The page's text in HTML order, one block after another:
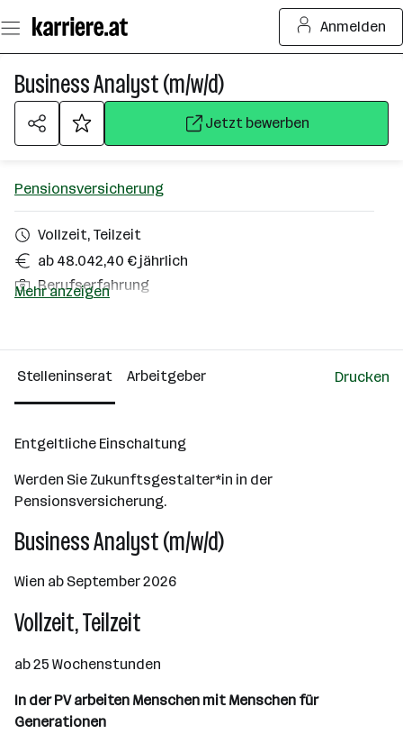
Seiteninhalt
springen
Anmelden
Business Analyst (m/w/d)
Jetzt bewerben
Pensionsversicherung
Vollzeit, Teilzeit
ab 48.042,40 € jährlich
Berufserfahrung
Über das Unternehmen
501+ Mitarbeiter*innen
Mehr anzeigen
Stelleninserat Arbeitgeber Drucken
Entgeltliche Einschaltung
Werden Sie Zukunftsgestalter*in in der
Pensionsversicherung.
Business Analyst (m/w/d)
Wien ab September 2026
Vollzeit, Teilzeit
ab 25 Wochenstunden
In der PV arbeiten Menschen mit Menschen für
Generationen